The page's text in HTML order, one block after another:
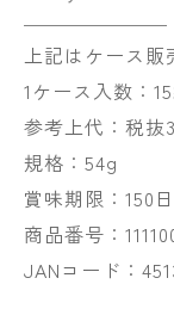
上記はケース販
1ケース入数：
参考上代：税抜
規格：54g
賞味期限：150日
商品番号：
JANコード：